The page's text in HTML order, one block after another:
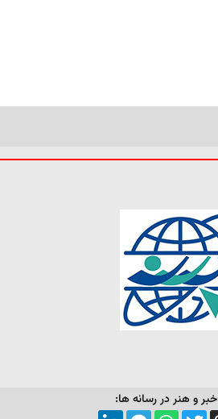
خبر و هنر در رسانه ها: